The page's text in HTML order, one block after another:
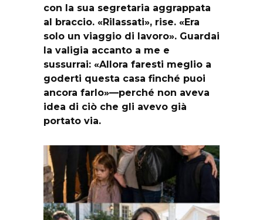
con la sua segretaria aggrappata
al braccio. «Rilassati», rise. «Era
solo un viaggio di lavoro». Guardai
la valigia accanto a me e
sussurrai: «Allora faresti meglio a
goderti questa casa finché puoi
ancora farlo»—perché non aveva
idea di ciò che gli avevo già
portato via.